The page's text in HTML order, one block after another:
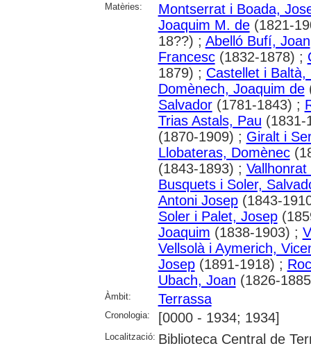
Matèries:
Montserrat i Boada,
Joaquim M. de(1821-
18??) ; Abelló Bufí, Joan
Francesc(1832-1878) ;
1879) ; Castellet i Baltà,
Domènech, Joaquim de
Salvador(1781-1843) ;
Trias Astals, Pau
(1870-1909) ; Giralt i
Llobateras, Domènec
(1843-1893) ;
Busquets i Soler,
Antoni Josep(1843-
Soler i Palet, Josep
Joaquim (1838-1903) ;
Vellsolà i Aymerich,
Josep(1891-1918) ;
Ubach, Joan (1826-
Àmbit: Terrassa
Cronologia: [0000 - 1934; 1934]
Localització: Biblioteca Central de